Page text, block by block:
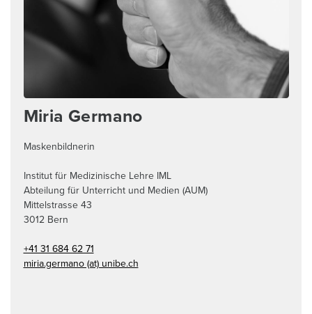
Miria Germano
Maskenbildnerin
Institut für Medizinische Lehre IML
Abteilung für Unterricht und Medien (AUM)
Mittelstrasse 43
3012 Bern
+41 31 684 62 71
miria.germano (at) unibe.ch